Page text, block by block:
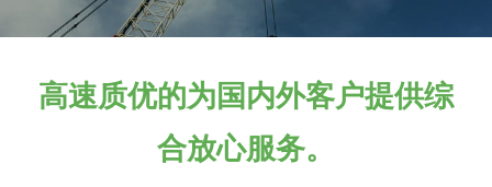
高速质优的为国内外客户提供综
合放心服务。